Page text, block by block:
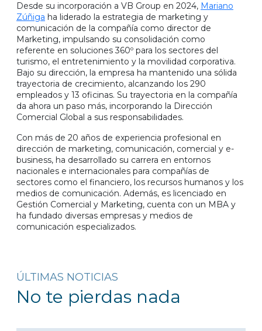
Desde su incorporación a VB Group en 2024, Mariano
Zúñiga ha liderado la estrategia de marketing y
comunicación de la compañía como director de
Marketing, impulsando su consolidación como
referente en soluciones 360º para los sectores del
turismo, el entretenimiento y la movilidad corporativa.
Bajo su dirección, la empresa ha mantenido una sólida
trayectoria de crecimiento, alcanzando los 290
empleados y 13 oficinas. Su trayectoria en la compañía
da ahora un paso más, incorporando la Dirección
Comercial Global a sus responsabilidades.
Con más de 20 años de experiencia profesional en
dirección de marketing, comunicación, comercial y e-
business, ha desarrollado su carrera en entornos
nacionales e internacionales para compañías de
sectores como el financiero, los recursos humanos y los
medios de comunicación. Además, es licenciado en
Gestión Comercial y Marketing, cuenta con un MBA y
ha fundado diversas empresas y medios de
comunicación especializados.
ÚLTIMAS NOTICIAS
No te pierdas nada